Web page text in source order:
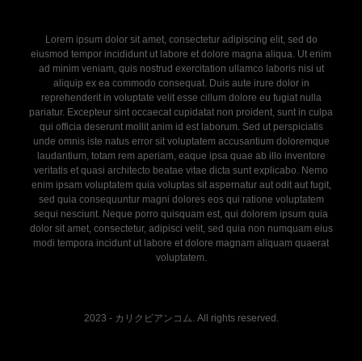
Lorem ipsum dolor sit amet, consectetur adipiscing elit, sed do
eiusmod tempor incididunt ut labore et dolore magna aliqua. Ut enim
ad minim veniam, quis nostrud exercitation ullamco laboris nisi ut
aliquip ex ea commodo consequat. Duis aute irure dolor in
reprehenderit in voluptate velit esse cillum dolore eu fugiat nulla
pariatur. Excepteur sint occaecat cupidatat non proident, sunt in culpa
qui officia deserunt mollit anim id est laborum. Sed ut perspiciatis
unde omnis iste natus error sit voluptatem accusantium doloremque
laudantium, totam rem aperiam, eaque ipsa quae ab illo inventore
veritatis et quasi architecto beatae vitae dicta sunt explicabo. Nemo
enim ipsam voluptatem quia voluptas sit aspernatur aut odit aut fugit,
sed quia consequuntur magni dolores eos qui ratione voluptatem
sequi nesciunt. Neque porro quisquam est, qui dolorem ipsum quia
dolor sit amet, consectetur, adipisci velit, sed quia non numquam eius
modi tempora incidunt ut labore et dolore magnam aliquam quaerat
voluptatem.
2023 - カリクビアンコム. All rights reserved.